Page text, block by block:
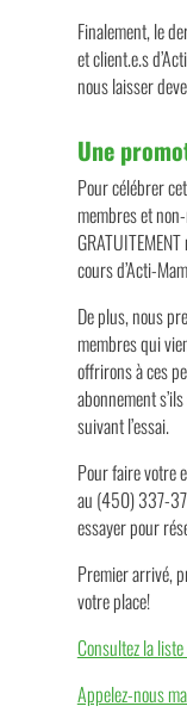
Finalement, le
et client.e.s
nous laisser
Une
Pour célébrer
membres et
cours d’Acti-
De plus, nous
membres qui
offrirons à ces
abonnement
suivant l’essai.
Pour faire votre
au (450) 337-
essayer pour
Premier arrivé,
votre place!
Consultez la
Appelez-nous